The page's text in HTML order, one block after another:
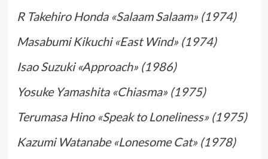
R Takehiro Honda «Salaam Salaam» (1974)
Masabumi Kikuchi «East Wind» (1974)
Isao Suzuki «Approach» (1986)
Yosuke Yamashita «Chiasma» (1975)
Terumasa Hino «Speak to Loneliness» (1975)
Kazumi Watanabe «Lonesome Cat» (1978)